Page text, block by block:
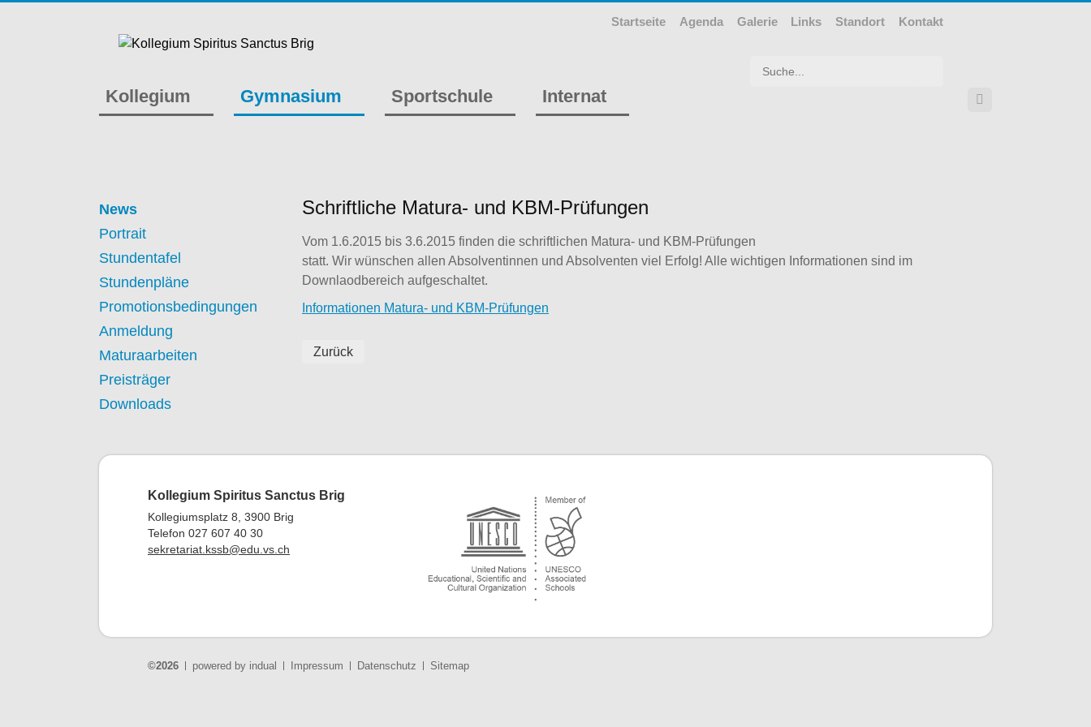
Startseite Agenda Galerie Links Standort Kontakt
Kollegium Gymnasium Sportschule Internat 
News
Portrait
Stundentafel
Stundenpläne
Promotionsbedingungen
Anmeldung
Maturaarbeiten
Preisträger
Downloads
Schriftliche Matura- und KBM-Prüfungen
Vom 1.6.2015 bis 3.6.2015 finden die schriftlichen Matura- und KBM-Prüfungen
statt. Wir wünschen allen Absolventinnen und Absolventen viel Erfolg! Alle wichtigen Informationen sind im
Downlaodbereich aufgeschaltet.
Informationen Matura- und KBM-Prüfungen
Zurück
Kollegium Spiritus Sanctus Brig
Kollegiumsplatz 8, 3900 Brig
Telefon 027 607 40 30
sekretariat.kssb@edu.vs.ch
©2026 powered by indual Impressum Datenschutz Sitemap